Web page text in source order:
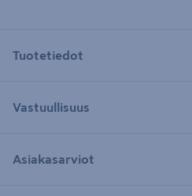
Tuotetiedot
Vastuullisuus
Asiakasarviot